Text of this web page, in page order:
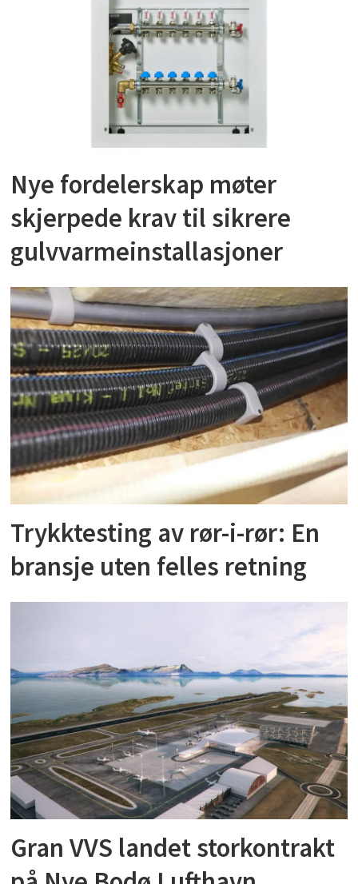
Nye fordelerskap møter
skjerpede krav til sikrere
gulvvarmeinstallasjoner
Trykktesting av rør-i-rør: En
bransje uten felles retning
Gran VVS landet storkontrakt